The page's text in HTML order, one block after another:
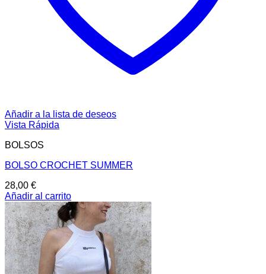
Añadir a la lista de deseos
Vista Rápida
BOLSOS
BOLSO CROCHET SUMMER
28,00 €
Añadir al carrito